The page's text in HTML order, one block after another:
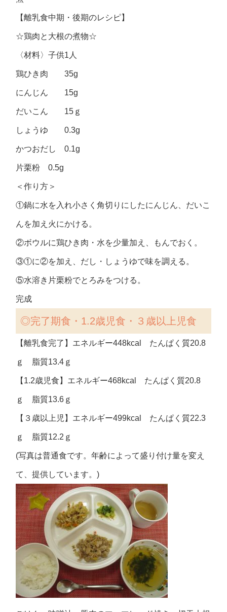
【離乳食中期・後期のレシピ】
☆鶏肉と大根の煮物☆
〈材料〉子供1人
鶏ひき肉 35g
にんじん 15g
だいこん 15ｇ
しょうゆ 0.3g
かつおだし 0.1g
片栗粉 0.5g
＜作り方＞
①鍋に水を入れ小さく角切りにしたにんじん、だいこ
んを加え火にかける。
②ボウルに鶏ひき肉・水を少量加え、もんでおく。
③①に②を加え、だし・しょうゆで味を調える。
⑤水溶き片栗粉でとろみをつける。
完成
◎完了期食・1.2歳児食・３歳以上児食
【離乳食完了】エネルギー448kcal たんぱく質20.8
ｇ 脂質13.4ｇ
【1.2歳児食】エネルギー468kcal たんぱく質20.8
ｇ 脂質13.6ｇ
【３歳以上児】エネルギー499kcal たんぱく質22.3
ｇ 脂質12.2ｇ
(写真は普通食です。年齢によって盛り付け量を変え
て、提供しています。)